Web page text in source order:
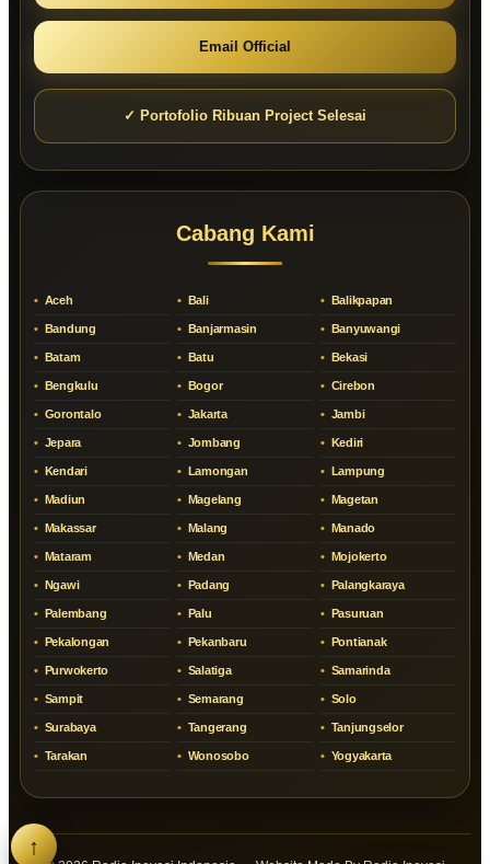
Email Official
✓ Portofolio Ribuan Project Selesai
Cabang Kami
Aceh Bali Balikpapan
Bandung Banjarmasin Banyuwangi
Batam Batu Bekasi
Bengkulu Bogor Cirebon
Gorontalo Jakarta Jambi
Jepara Jombang Kediri
Kendari Lamongan Lampung
Madiun Magelang Magetan
Makassar Malang Manado
Mataram Medan Mojokerto
Ngawi Padang Palangkaraya
Palembang Palu Pasuruan
Pekalongan Pekanbaru Pontianak
Purwokerto Salatiga Samarinda
Sampit Semarang Solo
Surabaya Tangerang Tanjungselor
Tarakan Wonosobo Yogyakarta
↑